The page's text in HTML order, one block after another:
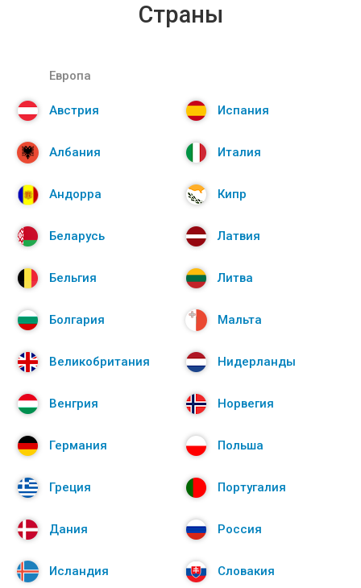
Страны
Европа
Австрия
Албания
Андорра
Беларусь
Бельгия
Болгария
Великобритания
Венгрия
Германия
Греция
Дания
Исландия
Испания
Италия
Кипр
Латвия
Литва
Мальта
Нидерланды
Норвегия
Польша
Португалия
Россия
Словакия